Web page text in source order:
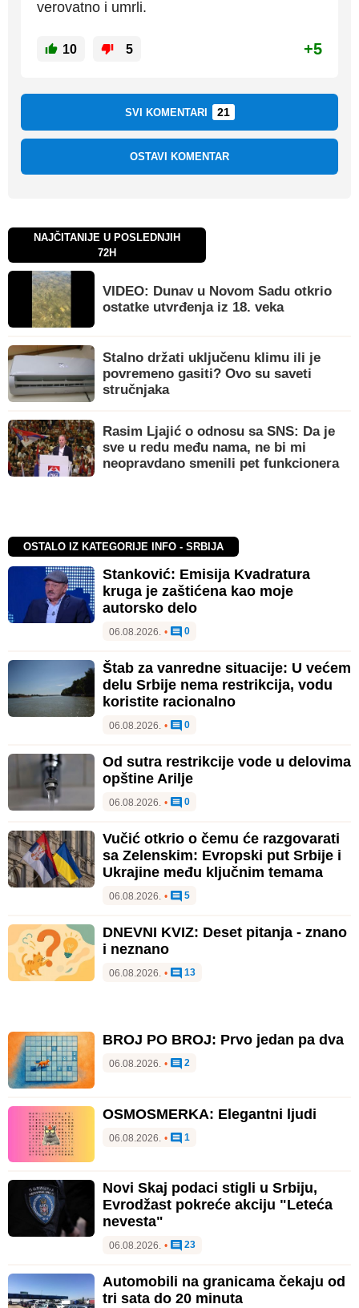
verovatno i umrli.
10 5 +5
SVI KOMENTARI 21
OSTAVI KOMENTAR
NAJČITANIJE U POSLEDNJIH
72H
VIDEO: Dunav u Novom Sadu otkrio
ostatke utvrđenja iz 18. veka
Stalno držati uključenu klimu ili je
povremeno gasiti? Ovo su saveti
stručnjaka
Rasim Ljajić o odnosu sa SNS: Da je
sve u redu među nama, ne bi mi
neopravdano smenili pet funkcionera
OSTALO IZ KATEGORIJE INFO - SRBIJA
Stanković: Emisija Kvadratura
kruga je zaštićena kao moje
autorsko delo
06.08.2026. • 0
Štab za vanredne situacije: U većem
delu Srbije nema restrikcija, vodu
koristite racionalno
06.08.2026. • 0
Od sutra restrikcije vode u delovima
opštine Arilje
06.08.2026. • 0
Vučić otkrio o čemu će razgovarati
sa Zelenskim: Evropski put Srbije i
Ukrajine među ključnim temama
06.08.2026. • 5
DNEVNI KVIZ: Deset pitanja - znano
i neznano
06.08.2026. • 13
BROJ PO BROJ: Prvo jedan pa dva
06.08.2026. • 2
OSMOSMERKA: Elegantni ljudi
06.08.2026. • 1
Novi Skaj podaci stigli u Srbiju,
Evrodžast pokreće akciju "Leteća
nevesta"
06.08.2026. • 23
Automobili na granicama čekaju od
tri sata do 20 minuta